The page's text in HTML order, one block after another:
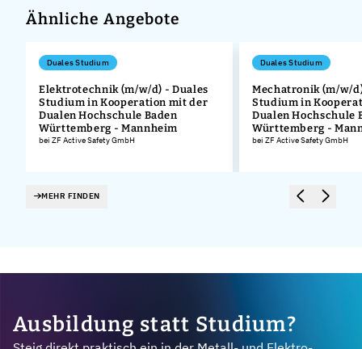
Ähnliche Angebote
Duales Studium
Elektrotechnik (m/w/d) - Duales
Studium in Kooperation mit der
Dualen Hochschule Baden
Württemberg - Mannheim
bei ZF Active Safety GmbH
Duales Studium
Mechatronik (m/w/
Studium in
Dualen Hochschule
Württemberg -
bei ZF Active Safety GmbH
MEHR FINDEN
Ausbildung statt Studium?